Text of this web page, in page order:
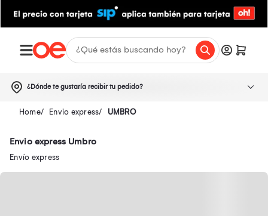
¿Dónde te gustaría recibir tu pedido?
Envio express UMBRO
Envio express Umbro
Envío express